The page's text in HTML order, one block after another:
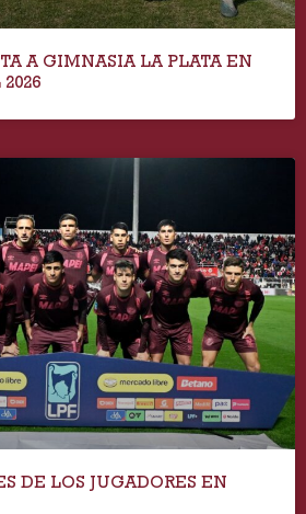
A GIMNASIA LA PLATA EN
DE LOS JUGADORES EN